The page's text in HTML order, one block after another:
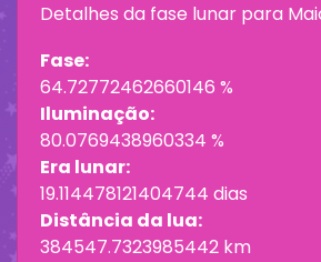
Detalhes da fase lunar para
Fase:
64.72772462660146 %
Iluminação:
80.0769438960334 %
Era lunar:
19.114478121404744 dias
Distância da lua:
384547.7323985442 km